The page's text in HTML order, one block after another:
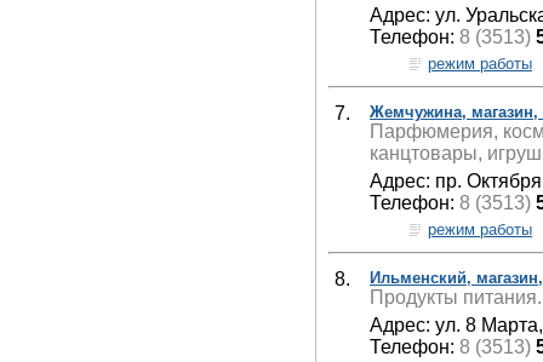
Адрес: ул.
Телефон: 8 (3513)
режим работы
7. Жемчужина,
Парфюмерия,
канцтовары,
Адрес: пр.
Телефон: 8 (3513)
режим работы
8. Ильменский,
Продукты питания.
Адрес: ул. 8
Телефон: 8 (3513)